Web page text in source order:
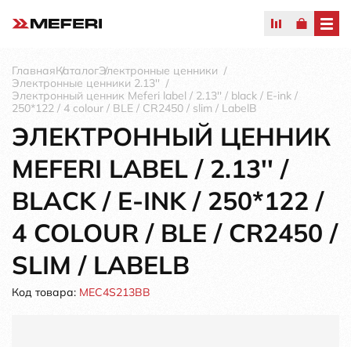
ГлавнаяКаталогЭлектронные ценники
Электронные ценники 2.13''
Электронный ценник Meferi label / 2.13'' / black / E-ink /
250*122 / 4 colour / BLE / CR2450 / slim / LabelB
ЭЛЕКТРОННЫЙ ЦЕННИК
MEFERI LABEL / 2.13'' /
BLACK / E-INK / 250*122 /
4 COLOUR / BLE / CR2450 /
SLIM / LABELB
Код товара: MEC4S213BB